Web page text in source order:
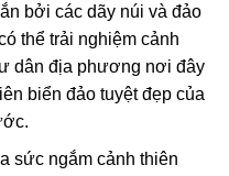
bởi các dãy núi và đảo
thể trải nghiệm cảnh
dân địa phương nơi đây
biển đảo tuyệt đẹp của
sức ngắm cảnh thiên